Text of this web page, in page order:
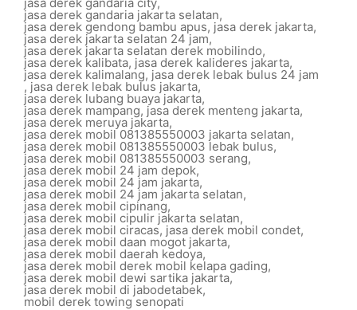
jasa derek gandaria jakarta selatan,
jasa derek gendong bambu apus, jasa derek jakarta,
jasa derek jakarta selatan 24 jam,
jasa derek jakarta selatan derek mobilindo,
jasa derek kalibata, jasa derek kalideres jakarta,
jasa derek kalimalang, jasa derek lebak bulus 24 jam
, jasa derek lebak bulus jakarta,
jasa derek lubang buaya jakarta,
jasa derek mampang, jasa derek menteng jakarta,
jasa derek meruya jakarta,
jasa derek mobil 081385550003 jakarta selatan,
jasa derek mobil 081385550003 lebak bulus,
jasa derek mobil 081385550003 serang,
jasa derek mobil 24 jam depok,
jasa derek mobil 24 jam jakarta,
jasa derek mobil 24 jam jakarta selatan,
jasa derek mobil cipinang,
jasa derek mobil cipulir jakarta selatan,
jasa derek mobil ciracas, jasa derek mobil condet,
jasa derek mobil daan mogot jakarta,
jasa derek mobil daerah kedoya,
jasa derek mobil derek mobil kelapa gading,
jasa derek mobil dewi sartika jakarta,
jasa derek mobil di jabodetabek,
mobil derek towing senopati